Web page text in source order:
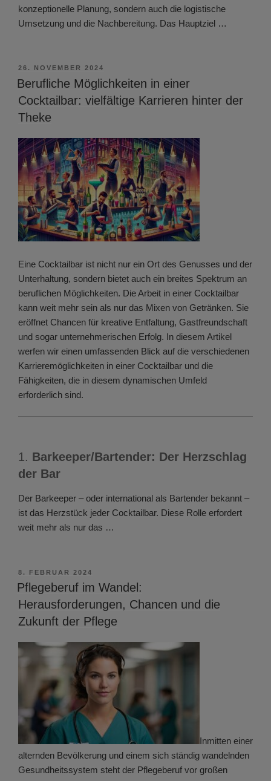
konzeptionelle Planung, sondern auch die logistische
Umsetzung und die Nachbereitung. Das Hauptziel …
VERÖFFENTLICHT
AM
26. NOVEMBER 2024
Berufliche Möglichkeiten in einer
Cocktailbar: vielfältige Karrieren hinter der
Theke
Eine Cocktailbar ist nicht nur ein Ort des Genusses und der
Unterhaltung, sondern bietet auch ein breites Spektrum an
beruflichen Möglichkeiten. Die Arbeit in einer Cocktailbar
kann weit mehr sein als nur das Mixen von Getränken. Sie
eröffnet Chancen für kreative Entfaltung, Gastfreundschaft
und sogar unternehmerischen Erfolg. In diesem Artikel
werfen wir einen umfassenden Blick auf die verschiedenen
Karrieremöglichkeiten in einer Cocktailbar und die
Fähigkeiten, die in diesem dynamischen Umfeld
erforderlich sind.
1. Barkeeper/Bartender: Der Herzschlag
der Bar
Der Barkeeper – oder international als Bartender bekannt –
ist das Herzstück jeder Cocktailbar. Diese Rolle erfordert
weit mehr als nur das …
VERÖFFENTLICHT
AM
8. FEBRUAR 2024
Pflegeberuf im Wandel:
Herausforderungen, Chancen und die
Zukunft der Pflege
Inmitten einer
alternden Bevölkerung und einem sich ständig wandelnden
Gesundheitssystem steht der Pflegeberuf vor großen